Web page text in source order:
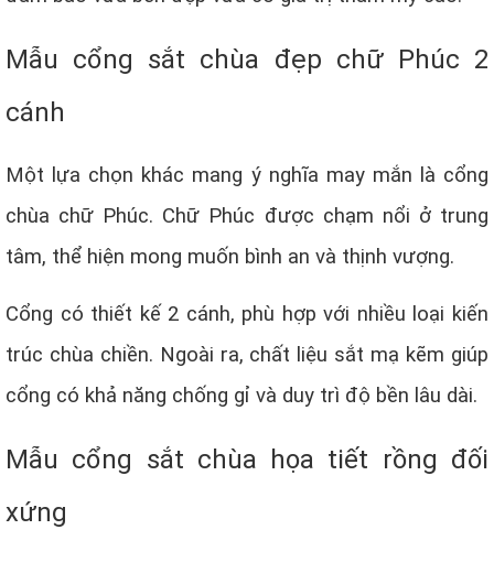
Mẫu cổng sắt chùa đẹp chữ Phúc 2
cánh
Một lựa chọn khác mang ý nghĩa may mắn là cổng
chùa chữ Phúc. Chữ Phúc được chạm nổi ở trung
tâm, thể hiện mong muốn bình an và thịnh vượng.
Cổng có thiết kế 2 cánh, phù hợp với nhiều loại kiến
trúc chùa chiền. Ngoài ra, chất liệu sắt mạ kẽm giúp
cổng có khả năng chống gỉ và duy trì độ bền lâu dài.
Mẫu cổng sắt chùa họa tiết rồng đối
xứng